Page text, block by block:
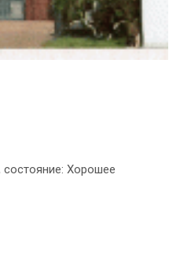
Хорошее